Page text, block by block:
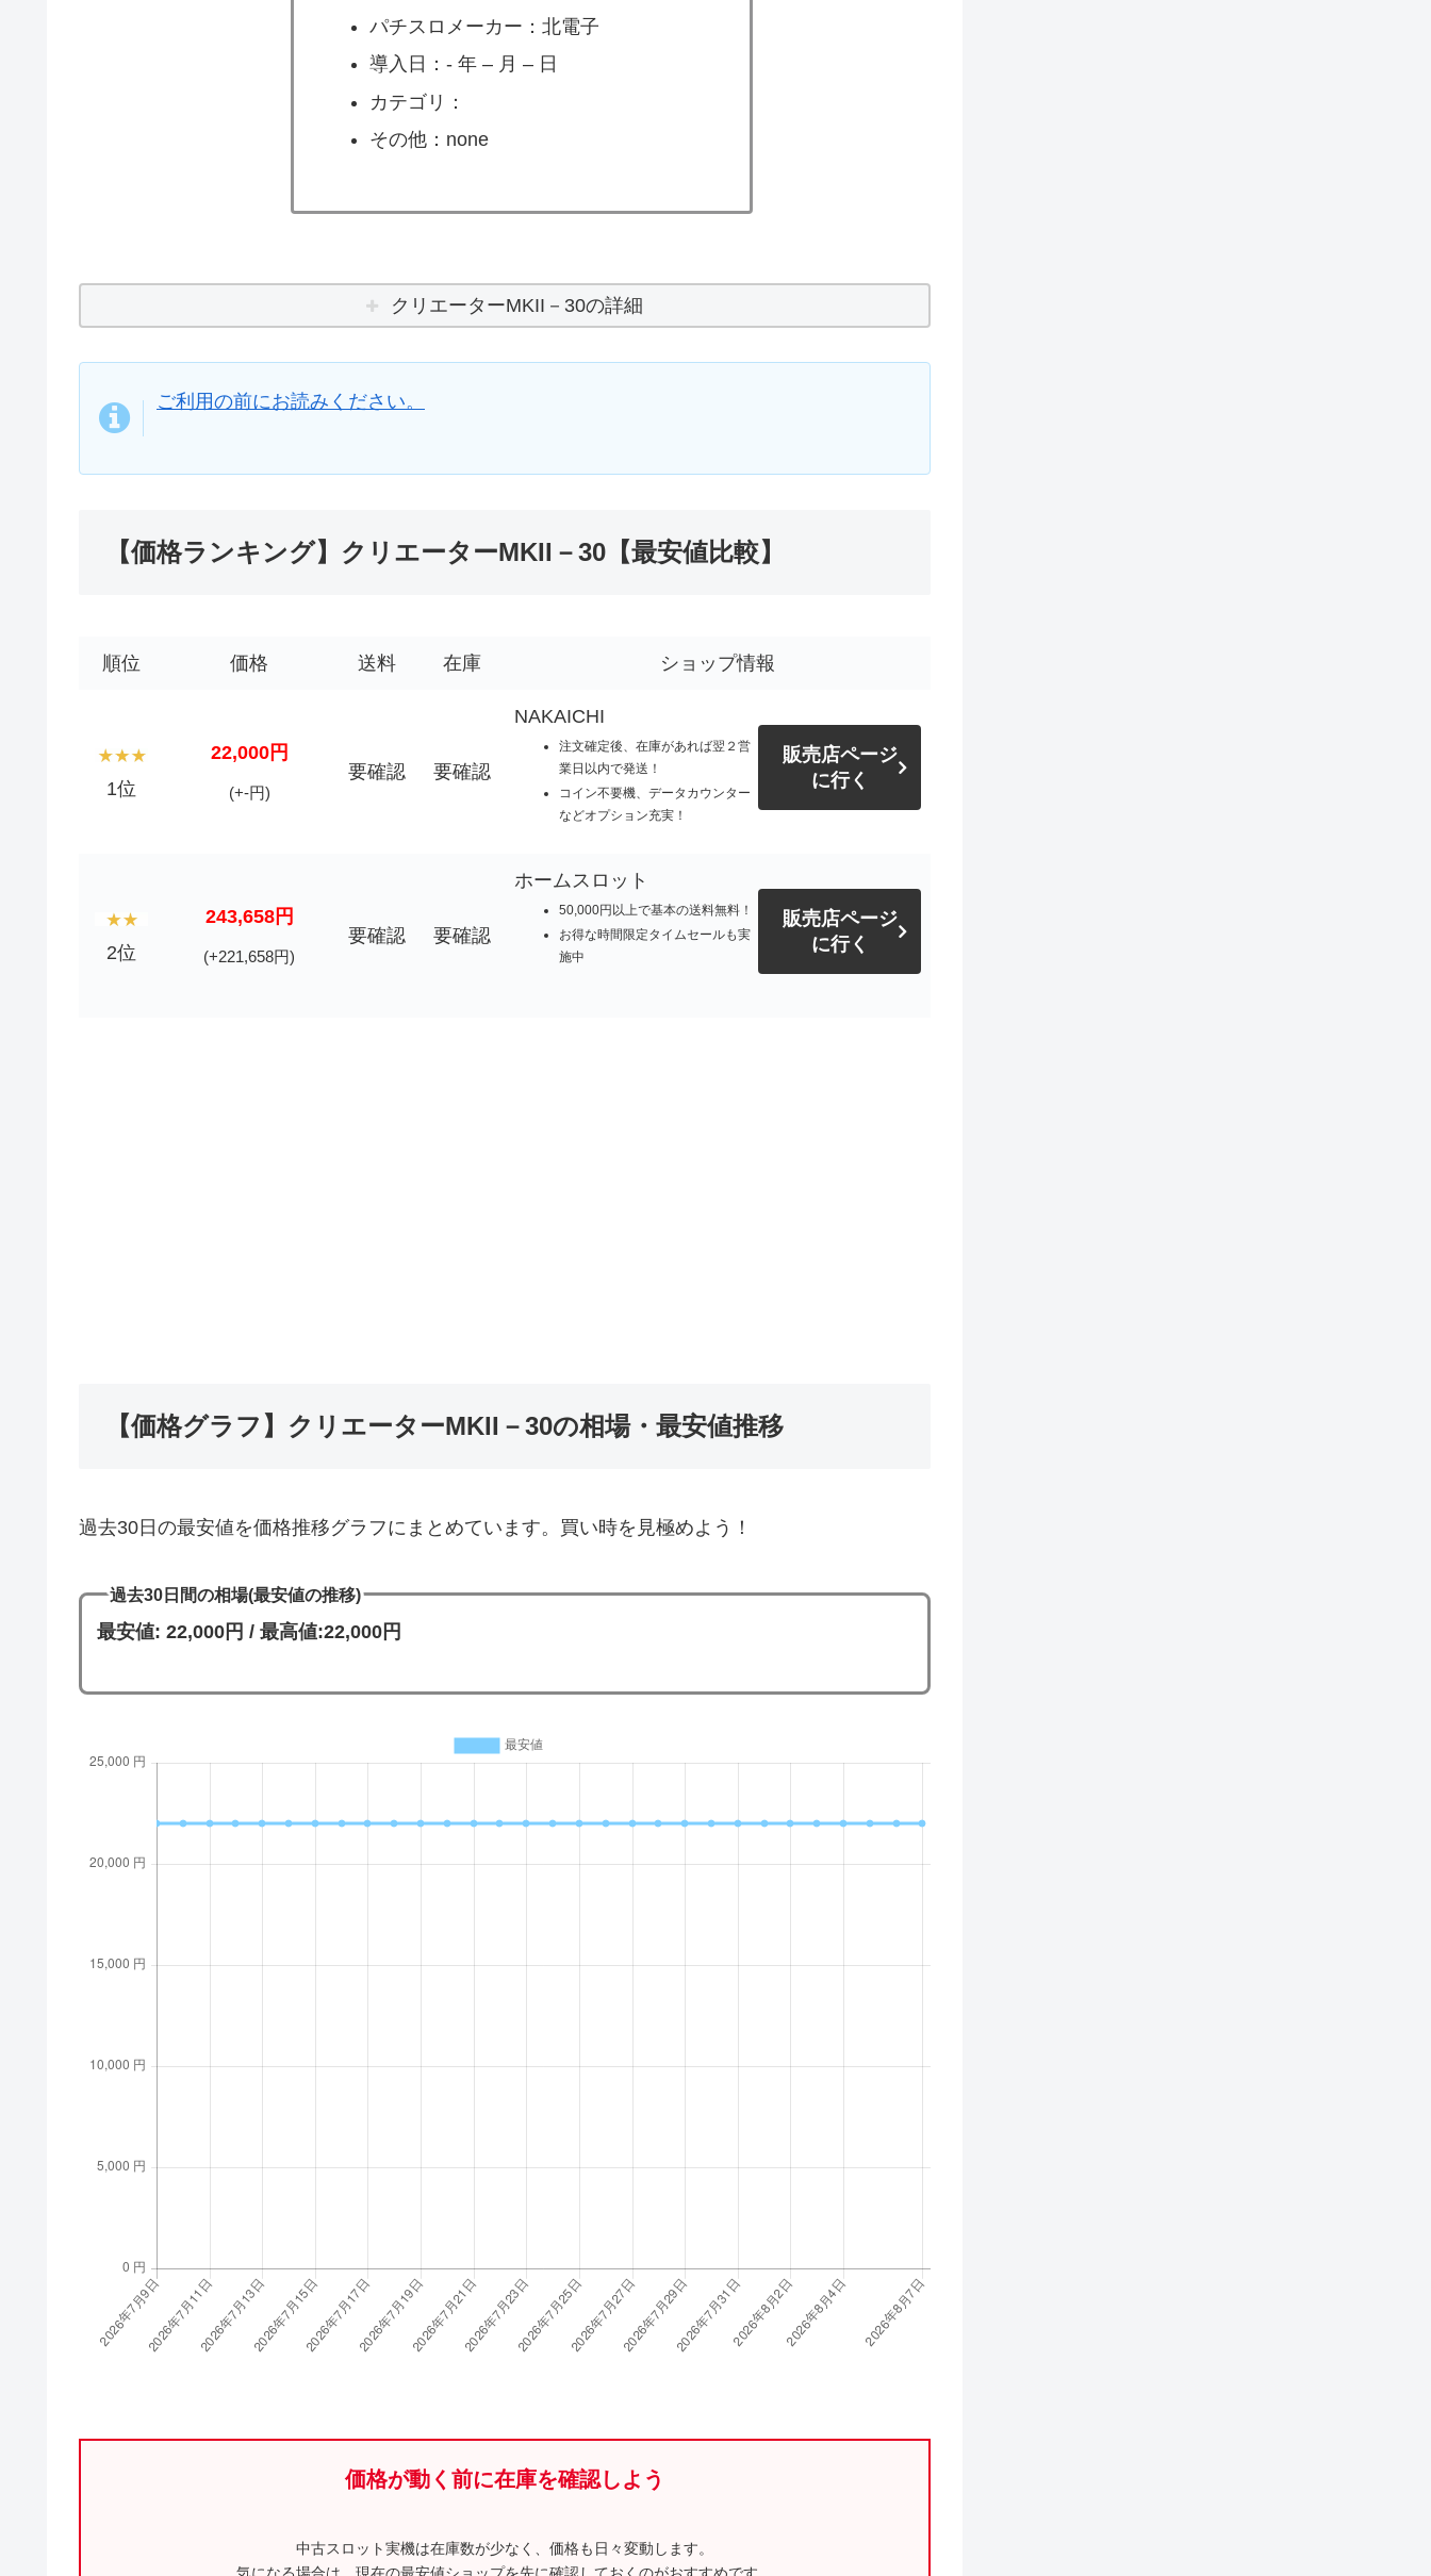
パチスロメーカー：北電子
導入日：- 年 – 月 – 日
カテゴリ：
その他：none
クリエーターMKII－30の詳細
ご利用の前にお読みください。
【価格ランキング】クリエーターMKII－30【最安値比較】
順位 価格 送料 在庫 ショップ情報
1位
22,000円
(+-円)
要確認 要確認
NAKAICHI
注文確定後、在庫があれば翌２営
業日以内で発送！
コイン不要機、データカウンター
などオプション充実！
販売店ページ
に行く
2位
243,658円
(+221,658円)
要確認 要確認
ホームスロット
50,000円以上で基本の送料無料！
お得な時間限定タイムセールも実
施中
販売店ページ
に行く
【価格グラフ】クリエーターMKII－30の相場・最安値推移
過去30日の最安値を価格推移グラフにまとめています。買い時を見極めよう！
過去30日間の相場(最安値の推移)
最安値: 22,000円 / 最高値:22,000円
価格が動く前に在庫を確認しよう
中古スロット実機は在庫数が少なく、価格も日々変動します。
気になる場合は、現在の最安値ショップを先に確認しておくのがおすすめです。